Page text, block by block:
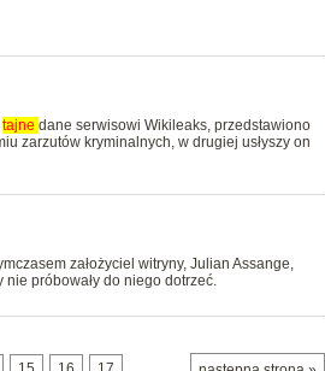
tajne dane serwisowi Wikileaks, przedstawiono
zarzutów kryminalnych, w drugiej usłyszy on
założyciel witryny, Julian Assange,
próbowały do niego dotrzeć.